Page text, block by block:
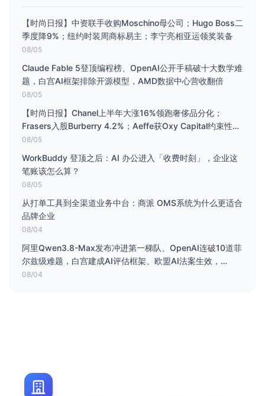
【时尚日报】中资联手收购Moschino母公司；Hugo Boss二
季度降9%；纽约时装周商标易主；李宁亮相亚运领奖装备
08/05
Claude Fable 5登顶编程榜、OpenAI公开手稿破十大数学难
题，白宫AI框架排除开源模型，AMD数据中心营收翻倍
08/05
【时尚日报】Chanel上半年大涨16%领跑奢侈品分化；
Frasers入股Burberry 4.2%；Aeffe获Oxy Capital约束性收
购要约；菲拉格慕H1扭亏为盈
08/05
WorkBuddy 登顶之后：AI 办公进入「收费时刻」，企业这
笔账该怎么算？
08/05
从打单工具到全渠道业务中台：商派 OMS系统为什么更适合
品牌企业
08/04
阿里Qwen3.8-Max发布冲进第一梯队、OpenAI连破10道菲
尔兹级难题，白宫建成AI评估框架、欧盟AI法案生效，
Palantir营收大涨、Amazon市值破3万亿
08/04